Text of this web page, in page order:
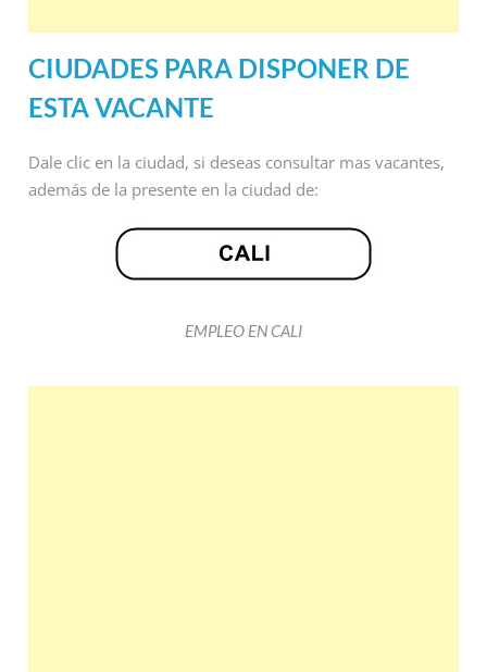
CIUDADES PARA DISPONER DE
ESTA VACANTE
Dale clic en la ciudad, si deseas consultar mas vacantes,
además de la presente en la ciudad de:
EMPLEO EN CALI